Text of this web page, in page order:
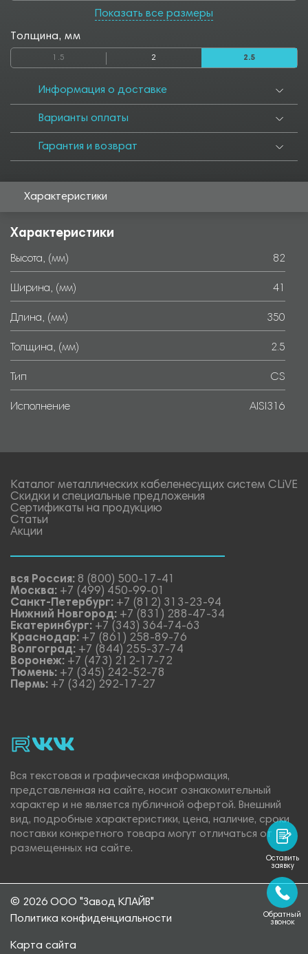
Показать все размеры
Толщина, мм
1.5 2 2.5
Информация о доставке
Варианты оплаты
Гарантия и возврат
Характеристики
Характеристики
Высота, (мм) 82
Ширина, (мм) 41
Длина, (мм) 350
Толщина, (мм) 2.5
Тип CS
Исполнение AISI316
Каталог металлических кабеленесущих систем CLiVE
Скидки и специальные предложения
Сертификаты на продукцию
Статьи
Акции
вся Россия: 8 (800) 500-17-41
Москва: +7 (499) 450-99-01
Санкт-Петербург: +7 (812) 313-23-94
Нижний Новгород: +7 (831) 288-47-34
Екатеринбург: +7 (343) 364-74-63
Краснодар: +7 (861) 258-89-76
Волгоград: +7 (844) 255-37-74
Воронеж: +7 (473) 212-17-72
Тюмень: +7 (345) 242-52-78
Пермь: +7 (342) 292-17-27
rutubevk_video.
Vk.
Вся текстовая и графическая информация,
представленная на сайте, носит ознакомительный
характер и не является публичной офертой. Внешний
вид, подробные характеристики, цена, наличие, сроки
поставки конкретного товара могут отличаться от
размещенных на сайте.
© 2026 ООО "Завод КЛАЙВ"
Политика конфиденциальности
Карта сайта
Оставить
заявку
Обратный
звонок